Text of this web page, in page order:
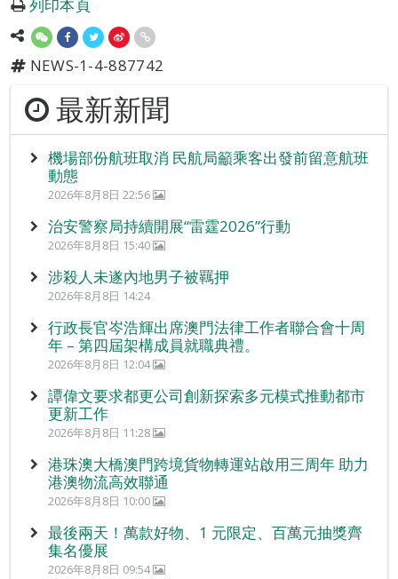
列印本頁
NEWS-1-4-887742
最新新聞
機場部份航班取消 民航局籲乘客出發前留意航班
動態
2026年8月8日 22:56
治安警察局持續開展“雷霆2026”行動
2026年8月8日 15:40
涉殺人未遂內地男子被羈押
2026年8月8日 14:24
行政長官岑浩輝出席澳門法律工作者聯合會十周
年 – 第四屆架構成員就職典禮。
2026年8月8日 12:04
譚偉文要求都更公司創新探索多元模式推動都市
更新工作
2026年8月8日 11:28
港珠澳大橋澳門跨境貨物轉運站啟用三周年 助力
港澳物流高效聯通
2026年8月8日 10:00
最後兩天！萬款好物、1 元限定、百萬元抽獎齊
集名優展
2026年8月8日 09:54